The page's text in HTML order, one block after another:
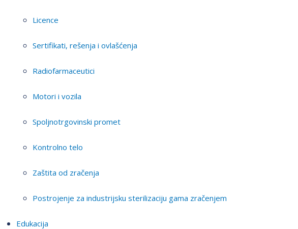
Licence
Sertifikati, rešenja i ovlašćenja
Radiofarmaceutici
Motori i vozila
Spoljnotrgovinski promet
Kontrolno telo
Zaštita od zračenja
Postrojenje za industrijsku sterilizaciju gama zračenjem
Edukacija